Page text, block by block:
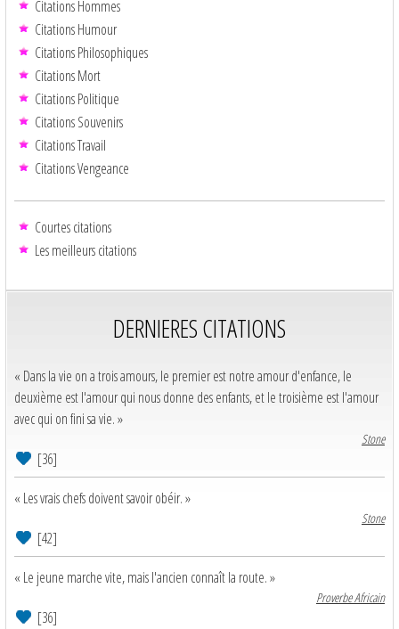
Citations Hommes
Citations Humour
Citations Philosophiques
Citations Mort
Citations Politique
Citations Souvenirs
Citations Travail
Citations Vengeance
Courtes citations
Les meilleurs citations
DERNIERES CITATIONS
« Dans la vie on a trois amours, le premier est notre amour d'enfance, le
deuxième est l'amour qui nous donne des enfants, et le troisième est l'amour
avec qui on fini sa vie. »
Stone
[36]
« Les vrais chefs doivent savoir obéir. »
Stone
[42]
« Le jeune marche vite, mais l'ancien connaît la route. »
Proverbe Africain
[36]